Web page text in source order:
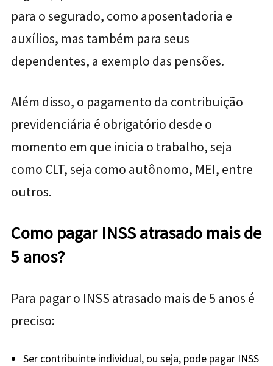
para o segurado, como aposentadoria e
auxílios, mas também para seus
dependentes, a exemplo das pensões.
Além disso, o pagamento da contribuição
previdenciária é obrigatório desde o
momento em que inicia o trabalho, seja
como CLT, seja como autônomo, MEI, entre
outros.
Como pagar INSS atrasado mais de
5 anos?
Para pagar o INSS atrasado mais de 5 anos é
preciso:
Ser contribuinte individual, ou seja, pode pagar INSS